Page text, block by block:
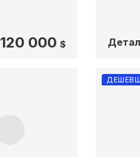
120 000 $